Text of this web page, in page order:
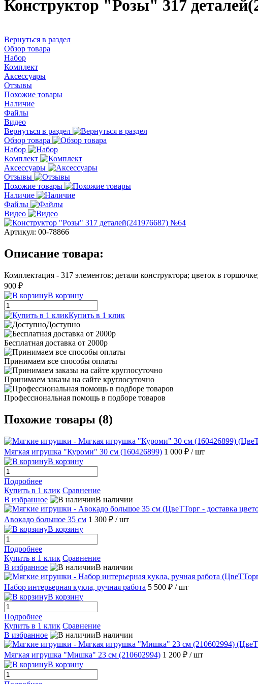
Конструктор "Розы" 317
Вернуться в раздел
Обзор товара
Набор
Комплект
Аксессуары
Отзывы
Похожие товары
Наличие
Файлы
Видео
Вернуться в раздел
Обзор товара
Набор
Комплект
Аксессуары
Отзывы
Похожие товары
Наличие
Файлы
Видео
Артикул: 00-78866
Описание товара:
Комплектация - 317 элементов; детали конструктора; цветок в
900 ₽
В корзину
Купить в 1 клик
Доступно
Бесплатная доставка от 2000р
Принимаем все способы оплаты
Принимаем заказы на сайте круглосуточно
Профессиональная помощь в подборе товаров
Похожие товары (8)
Мягкая игрушка "Куроми" 30 см (160426899) 1 000 ₽ / шт
В корзину
Подробнее
Купить в 1 клик Сравнение
В избранное
В наличии
Авокадо большое 35 см 1 300 ₽ / шт
В корзину
Подробнее
Купить в 1 клик Сравнение
В избранное
В наличии
Набор интерьерная кукла, ручная работа 5 500 ₽ / шт
В корзину
Подробнее
Купить в 1 клик Сравнение
В избранное
В наличии
Мягкая игрушка "Мишка" 23 см (210602994) 1 200 ₽ / шт
В корзину